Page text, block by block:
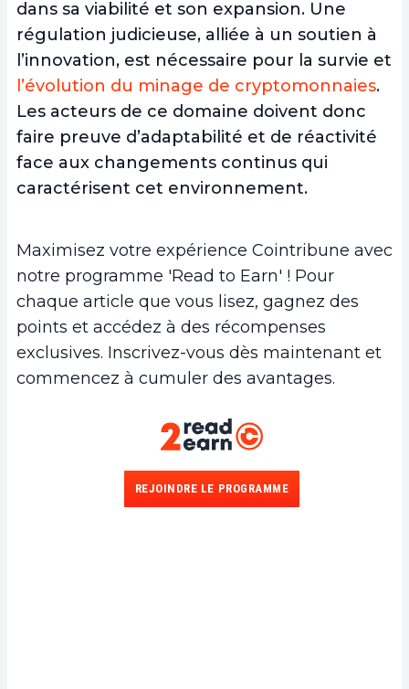
dans sa viabilité et son expansion. Une
régulation judicieuse, alliée à un soutien à
l’innovation, est nécessaire pour la survie et
l’évolution du minage de cryptomonnaies.
Les acteurs de ce domaine doivent donc
faire preuve d’adaptabilité et de réactivité
face aux changements continus qui
caractérisent cet environnement.
Maximisez votre expérience Cointribune avec
notre programme 'Read to Earn' ! Pour
chaque article que vous lisez, gagnez des
points et accédez à des récompenses
exclusives. Inscrivez-vous dès maintenant et
commencez à cumuler des avantages.
REJOINDRE LE PROGRAMME